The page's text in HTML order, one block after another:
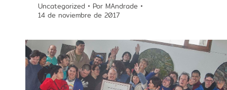
Uncategorized Por MAndrade
14 de noviembre de 2017